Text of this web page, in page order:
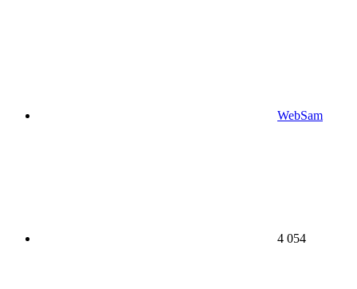
WebSam
4 054